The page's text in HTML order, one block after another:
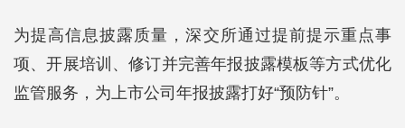
为提高信息披露质量，深交所通过提前提示重点事
项、开展培训、修订并完善年报披露模板等方式优化
监管服务，为上市公司年报披露打好“预防针”。